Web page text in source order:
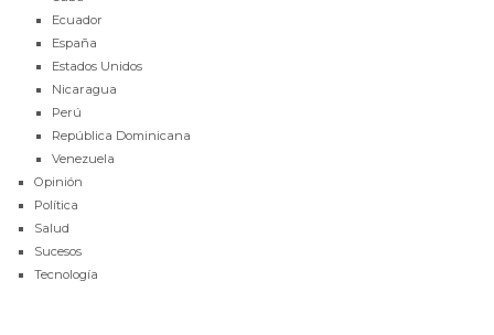
Ecuador
España
Estados Unidos
Nicaragua
Perú
República Dominicana
Venezuela
Opinión
Política
Salud
Sucesos
Tecnología